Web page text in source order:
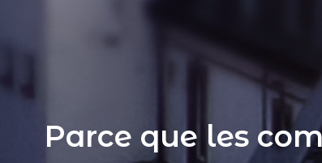
Parce que les